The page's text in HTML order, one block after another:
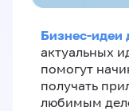
Бизнес-идеи
актуальных
помогут
получать
любимым